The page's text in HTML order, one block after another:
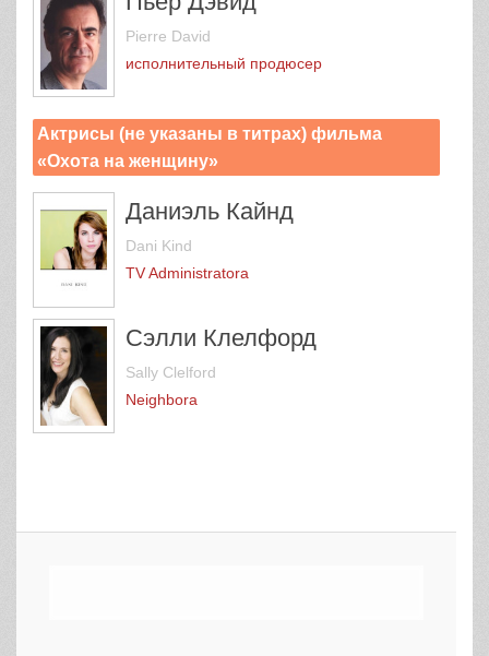
Pierre David
исполнительный продюсер
Актрисы (не указаны в титрах) фильма
«Охота на женщину»
Даниэль Кайнд
Dani Kind
TV Administratorа
Сэлли Клелфорд
Sally Clelford
Neighborа